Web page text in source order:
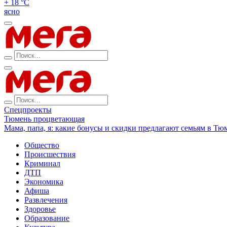
+ 18 °С
ясно
Спецпроекты
Тюмень процветающая
Мама, папа, я: какие бонусы и скидки предлагают семьям в
Общество
Происшествия
Криминал
ДТП
Экономика
Афиша
Развлечения
Здоровье
Образование